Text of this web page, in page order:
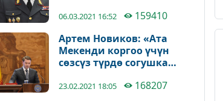
06.03.2021 16:52
159410
Артем Новиков: «Ата
Мекенди коргоо үчүн
сөзсүз түрдө согушка
зарыл эмес»
23.02.2021 18:05
168207